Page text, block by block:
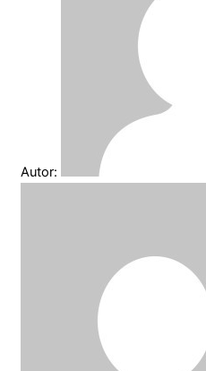
Autor: